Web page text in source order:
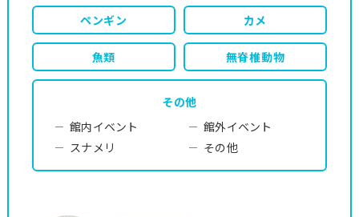
ペンギン カメ
魚類 無脊椎動物
その他
館内イベント
館外イベント
スナメリ
その他